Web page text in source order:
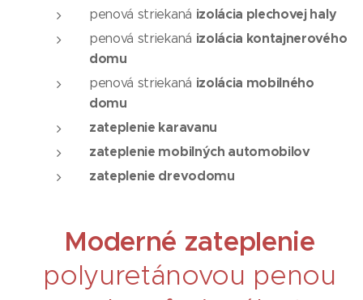
penová striekaná izolácia plechovej haly
penová striekaná izolácia kontajnerového
domu
penová striekaná izolácia mobilného
domu
zateplenie karavanu
zateplenie mobilných automobilov
zateplenie drevodomu
Moderné zateplenie
polyuretánovou penou